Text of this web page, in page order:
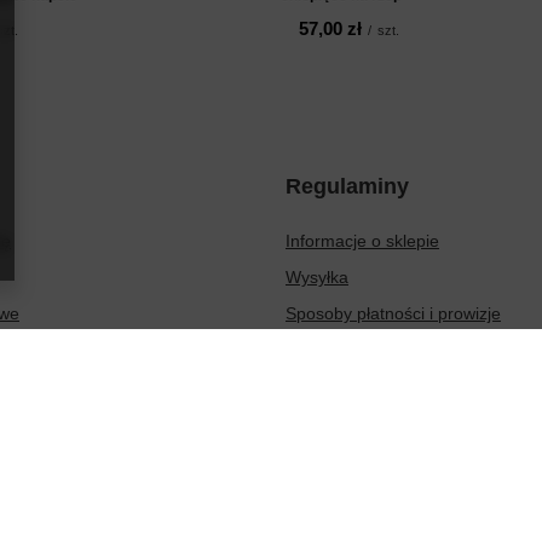
57,00 zł / szt.
Regulaminy
Informacje o sklepie
Wysyłka
Sposoby płatności i prowizje